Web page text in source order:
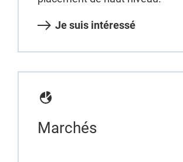
Je suis intéressé
Marchés